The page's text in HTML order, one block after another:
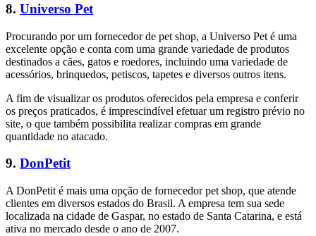
8. Universo Pet
Procurando por um fornecedor de pet shop, a Universo Pet é uma
excelente opção e conta com uma grande variedade de produtos
destinados a cães, gatos e roedores, incluindo uma variedade de
acessórios, brinquedos, petiscos, tapetes e diversos outros itens.
A fim de visualizar os produtos oferecidos pela empresa e conferir
os preços praticados, é imprescindível efetuar um registro prévio no
site, o que também possibilita realizar compras em grande
quantidade no atacado.
9. DonPetit
A DonPetit é mais uma opção de fornecedor pet shop, que atende
clientes em diversos estados do Brasil. A empresa tem sua sede
localizada na cidade de Gaspar, no estado de Santa Catarina, e está
ativa no mercado desde o ano de 2007.